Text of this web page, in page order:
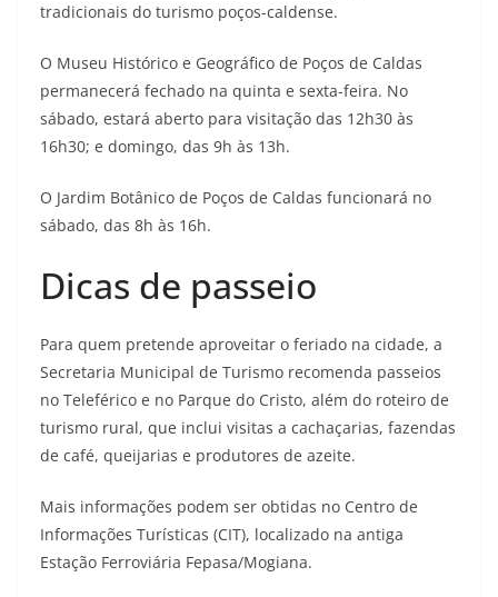
tradicionais do turismo poços-caldense.
O Museu Histórico e Geográfico de Poços de Caldas
permanecerá fechado na quinta e sexta-feira. No
sábado, estará aberto para visitação das 12h30 às
16h30; e domingo, das 9h às 13h.
O Jardim Botânico de Poços de Caldas funcionará no
sábado, das 8h às 16h.
Dicas de passeio
Para quem pretende aproveitar o feriado na cidade, a
Secretaria Municipal de Turismo recomenda passeios
no Teleférico e no Parque do Cristo, além do roteiro de
turismo rural, que inclui visitas a cachaçarias, fazendas
de café, queijarias e produtores de azeite.
Mais informações podem ser obtidas no Centro de
Informações Turísticas (CIT), localizado na antiga
Estação Ferroviária Fepasa/Mogiana.